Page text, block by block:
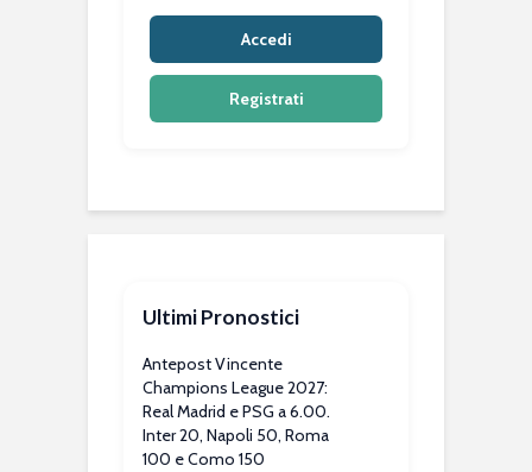
Accedi
Registrati
Ultimi Pronostici
Antepost Vincente
Champions League 2027:
Real Madrid e PSG a 6.00.
Inter 20, Napoli 50, Roma
100 e Como 150